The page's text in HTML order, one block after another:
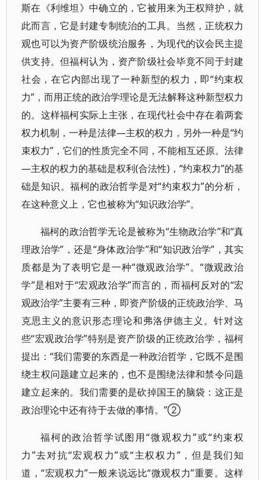
斯在《利维坦》中确立的，它被用来为王权辩护，就
此而言，它是封建专制统治的工具。当然，正统权力
观也可以为资产阶级统治服务，为现代的议会民主提
供支持。但福柯认为，资产阶级社会毕竟不同于封建
社会，在它内部出现了一种新型的权力，即“约束权
力”，而用正统的政治学理论是无法解释这种新型权力
的。这样福柯实际上主张，在现代社会中存在着两套
权力机制，一种是法律—主权的权力，另外一种是“约
束权力”，它们的性质完全不同，不能相互还原。法律
—主权的权力的基础是权利(合法性)，“约束权力”的基
础是知识。福柯的政治哲学是对“约束权力”的分析，
在这种意义上，它也被称为“知识政治学”。
福柯的政治哲学无论是被称为“生物政治学”和“真
理政治学”，还是“身体政治学”和“知识政治学”，其实
质都是为了表明它是一种“微观政治学”。“微观政治
学”是相对于“宏观政治学”而言的，而福柯反对的“宏
观政治学”主要有三种，即资产阶级的正统政治学、马
克思主义的意识形态理论和弗洛伊德主义。针对这
些“宏观政治学”特别是资产阶级的正统政治学，福柯
提出：“我们需要的东西是一种政治哲学，它既不是围
绕主权问题建立起来的，也不是围绕法律和禁令问题
建立起来的。我们需要的是砍掉国王的脑袋：这正是
政治理论中还有待于去做的事情。”②
福柯的政治哲学试图用“微观权力”或“约束权
力”去对抗“宏观权力”或“主权权力”，但是我们知
道，“宏观权力”一般来说远比“微观权力”重要。这样